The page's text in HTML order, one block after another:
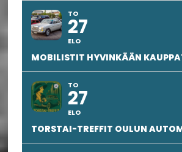
TO
27
ELO
MOBILISTIT HYVINKÄÄN
TO
27
ELO
TORSTAI-TREFFIT OULUN